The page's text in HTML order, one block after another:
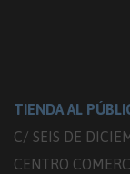
TIENDA AL
C/ SEIS DE
CENTRO